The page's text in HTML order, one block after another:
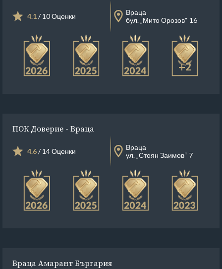
4.1/ 10 Оценки
Враца
бул. „Мито Орозов“ 16
+2
ПОК Доверие - Враца
4.6/ 14 Оценки
Враца
ул. „Стоян Заимов“ 7
Враца Амарант Бъргария